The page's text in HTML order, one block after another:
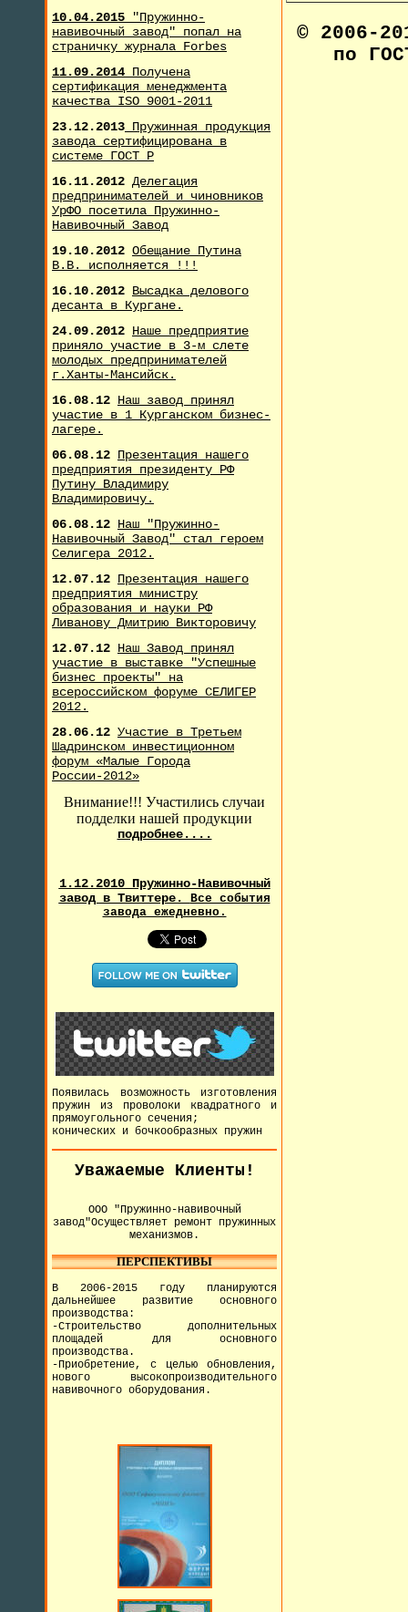
10.04.2015 "Пружинно-
навивочный завод" попал на
страничку журнала Forbes
11.09.2014 Получена
сертификация менеджмента
качества ISO 9001-2011
23.12.2013 Пружинная продукция
завода сертифицирована в
системе ГОСТ Р
16.11.2012 Делегация
предпринимателей и чиновников
УрФО посетила Пружинно-
Навивочный Завод
19.10.2012 Обещание Путина
В.В. исполняется !!!
16.10.2012 Высадка делового
десанта в Кургане.
24.09.2012 Наше предприятие
приняло участие в 3-м слете
молодых предпринимателей
г.Ханты-Мансийск.
16.08.12 Наш завод принял
участие в 1 Курганском бизнес-
лагере.
06.08.12 Презентация нашего
предприятия президенту РФ
Путину Владимиру
Владимировичу.
06.08.12 Наш "Пружинно-
Навивочный Завод" стал героем
Селигера 2012.
12.07.12 Презентация нашего
предприятия министру
образования и науки РФ
Ливанову Дмитрию Викторовичу
12.07.12 Наш Завод принял
участие в выставке "Успешные
бизнес проекты" на
всероссийском форуме СЕЛИГЕР
2012.
28.06.12 Участие в Третьем
Шадринском инвестиционном
форум «Малые Города
России-2012»
Внимание!!! Участились случаи
подделки нашей продукции
подробнее....
1.12.2010 Пружинно-Навивочный
завод в Твиттере. Все события
завода ежедневно.
Появилась возможность изготовления
пружин из проволоки квадратного и
прямоугольного сечения;
конических и бочкообразных пружин
Уважаемые Клиенты!
ООО "Пружинно-навивочный
завод"Осуществляет ремонт пружинных
механизмов.
ПЕРСПЕКТИВЫ
В 2006-2015 году планируются
дальнейшее развитие основного
производства:
-Строительство дополнительных
площадей для основного
производства.
-Приобретение, с целью обновления,
нового высокопроизводительного
навивочного оборудования.
© 2006-
по